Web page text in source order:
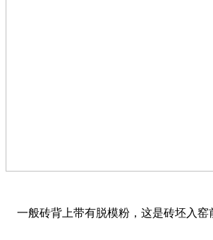
一般砖背上带有脱模粉，这是砖坯入窑